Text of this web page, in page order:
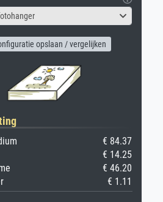
opslaan / vergelijken
€ 84.37
€ 14.25
€ 46.20
€ 1.11